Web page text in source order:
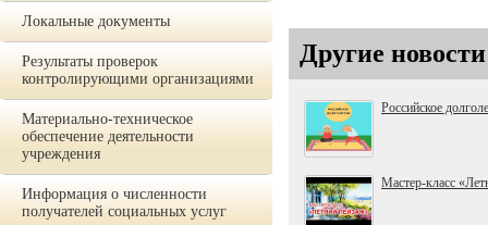
Локальные документы
Результаты проверок
контролирующими организациями
Материально-техническое
обеспечение деятельности
учреждения
Информация о численности
получателей социальных услуг
Другие
Российское
Мастер-класс